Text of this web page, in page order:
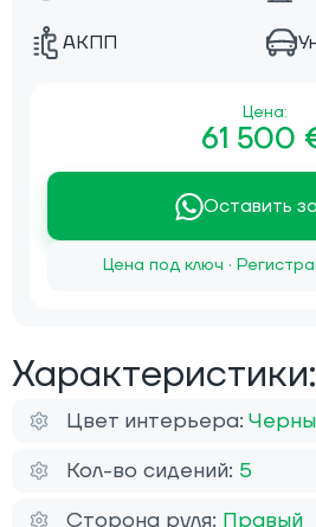
АКПП
Цена:
61 500
Оставить
Цена под ключ ·
Характеристики:
Цвет интерьера:
Кол-во сидений: 5
Сторона руля: Правый